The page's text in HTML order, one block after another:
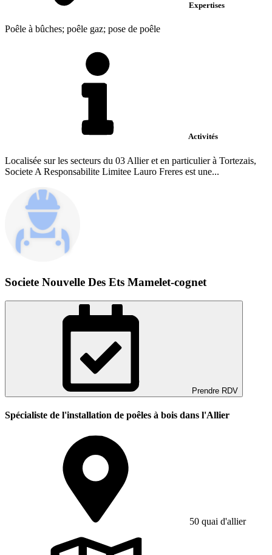
Expertises
Poêle à bûches; poêle gaz; pose de poêle
Activités
Localisée sur les secteurs du 03 Allier et en particulier à Tortezais,
Societe A Responsabilite Limitee Lauro Freres est une...
Societe Nouvelle Des Ets Mamelet-cognet
Prendre RDV
Spécialiste de l'installation de poêles à bois dans l'Allier
50 quai d'allier